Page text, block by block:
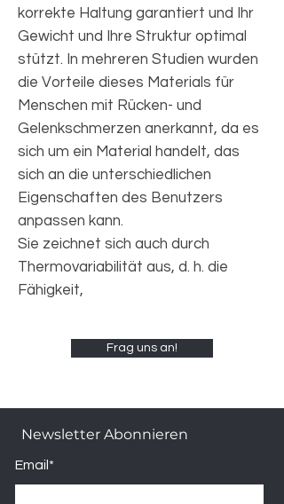
korrekte Haltung garantiert und Ihr
Gewicht und Ihre Struktur optimal
stützt. In mehreren Studien wurden
die Vorteile dieses Materials für
Menschen mit Rücken- und
Gelenkschmerzen anerkannt, da es
sich um ein Material handelt, das
sich an die unterschiedlichen
Eigenschaften des Benutzers
anpassen kann.
Sie zeichnet sich auch durch
Thermovariabilität aus, d. h. die
Fähigkeit,
Frag uns an!
Newsletter Abonnieren
Email*